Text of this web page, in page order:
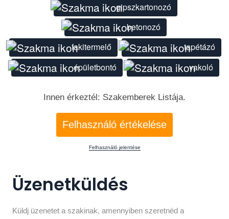
gipszkartonozó
betonozó
fakitermelő
tapétázó
épületbontó
vakoló
Innen érkeztél: Szakemberek Listája.
Felhasználó értékelése
Felhasználó jelentése
Üzenetküldés
Küldj üzenetet a szakinak, amennyiben szeretnéd a